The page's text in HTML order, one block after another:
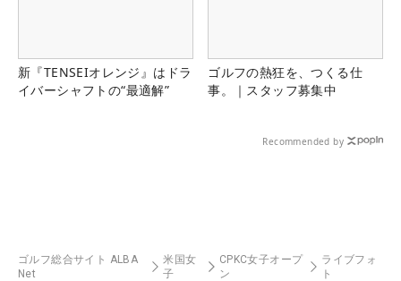
新『TENSEIオレンジ』はドラ
イバーシャフトの“最適解”
ゴルフの熱狂を、つくる仕
事。｜スタッフ募集中
Recommended by
ゴルフ総合サイト ALBA
Net
米国女
子
CPKC女子オープ
ン
ライブフォ
ト